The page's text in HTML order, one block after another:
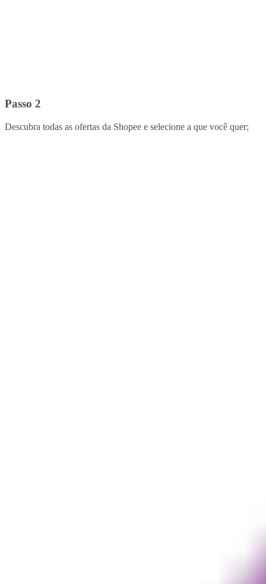
Passo 2
Descubra todas as ofertas da Shopee e selecione a que você quer;